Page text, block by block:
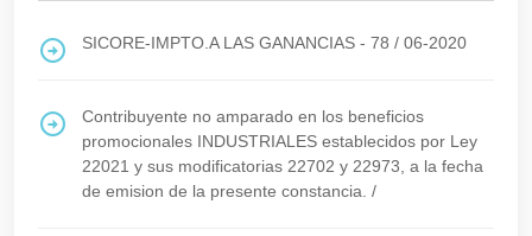
SICORE-IMPTO.A LAS GANANCIAS - 78 / 06-2020
Contribuyente no amparado en los beneficios
promocionales INDUSTRIALES establecidos por Ley
22021 y sus modificatorias 22702 y 22973, a la fecha
de emision de la presente constancia. /